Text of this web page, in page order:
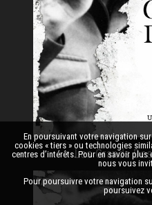
En poursuivant votre navigation
cookies « tiers » ou technologies
centres d’intérêts. Pour en savoir plus
nous vous
Pour poursuivre votre navigation
poursuivez
Les Grands